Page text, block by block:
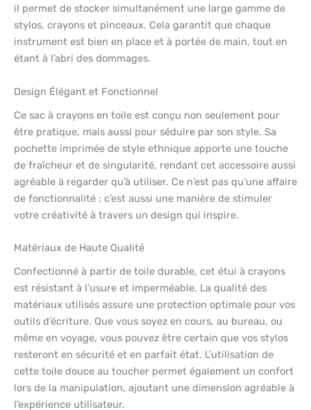
il permet de stocker simultanément une large gamme de
stylos, crayons et pinceaux. Cela garantit que chaque
instrument est bien en place et à portée de main, tout en
étant à l’abri des dommages.
Design Élégant et Fonctionnel
Ce sac à crayons en toile est conçu non seulement pour
être pratique, mais aussi pour séduire par son style. Sa
pochette imprimée de style ethnique apporte une touche
de fraîcheur et de singularité, rendant cet accessoire aussi
agréable à regarder qu’à utiliser. Ce n’est pas qu’une affaire
de fonctionnalité ; c’est aussi une manière de stimuler
votre créativité à travers un design qui inspire.
Matériaux de Haute Qualité
Confectionné à partir de toile durable, cet étui à crayons
est résistant à l’usure et imperméable. La qualité des
matériaux utilisés assure une protection optimale pour vos
outils d’écriture. Que vous soyez en cours, au bureau, ou
même en voyage, vous pouvez être certain que vos stylos
resteront en sécurité et en parfait état. L’utilisation de
cette toile douce au toucher permet également un confort
lors de la manipulation, ajoutant une dimension agréable à
l’expérience utilisateur.